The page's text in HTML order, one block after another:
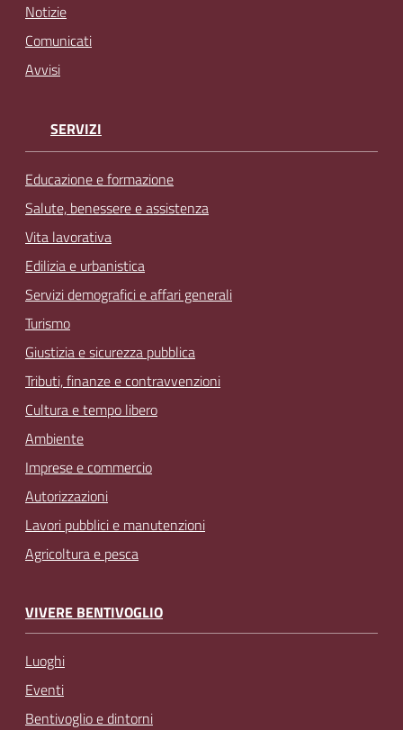
Notizie
Comunicati
Avvisi
SERVIZI
Educazione e formazione
Salute, benessere e assistenza
Vita lavorativa
Edilizia e urbanistica
Servizi demografici e affari generali
Turismo
Giustizia e sicurezza pubblica
Tributi, finanze e contravvenzioni
Cultura e tempo libero
Ambiente
Imprese e commercio
Autorizzazioni
Lavori pubblici e manutenzioni
Agricoltura e pesca
VIVERE BENTIVOGLIO
Luoghi
Eventi
Bentivoglio e dintorni